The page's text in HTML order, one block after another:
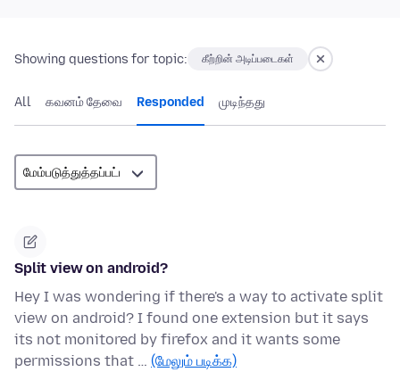
Showing questions for topic: கீற்றின் அடிப்படைகள்
All கவனம் தேவை Responded முடிந்தது
Split view on android?
Hey I was wondering if there's a way to activate split
view on android? I found one extension but it says
its not monitored by firefox and it wants some
permissions that … (மேலும் படிக்க)